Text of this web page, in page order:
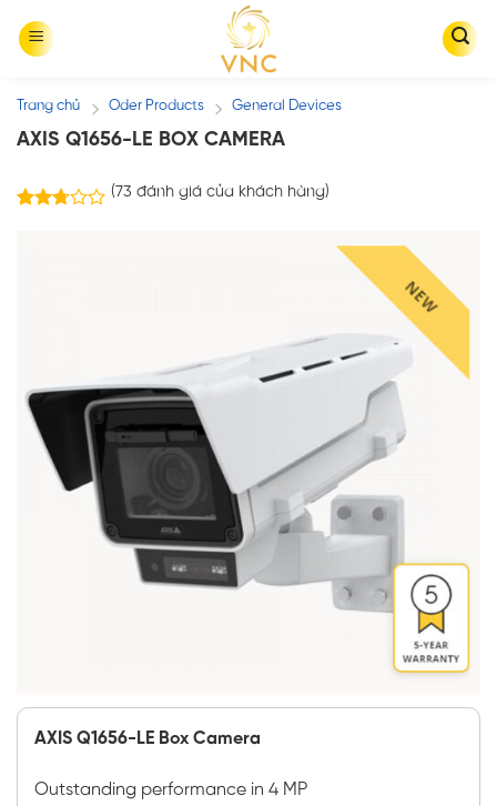
Trang chủ / Oder Products / General Devices
AXIS Q1656-LE BOX CAMERA
(73 đánh giá của khách hàng)
AXIS Q1656-LE Box Camera
Outstanding performance in 4 MP